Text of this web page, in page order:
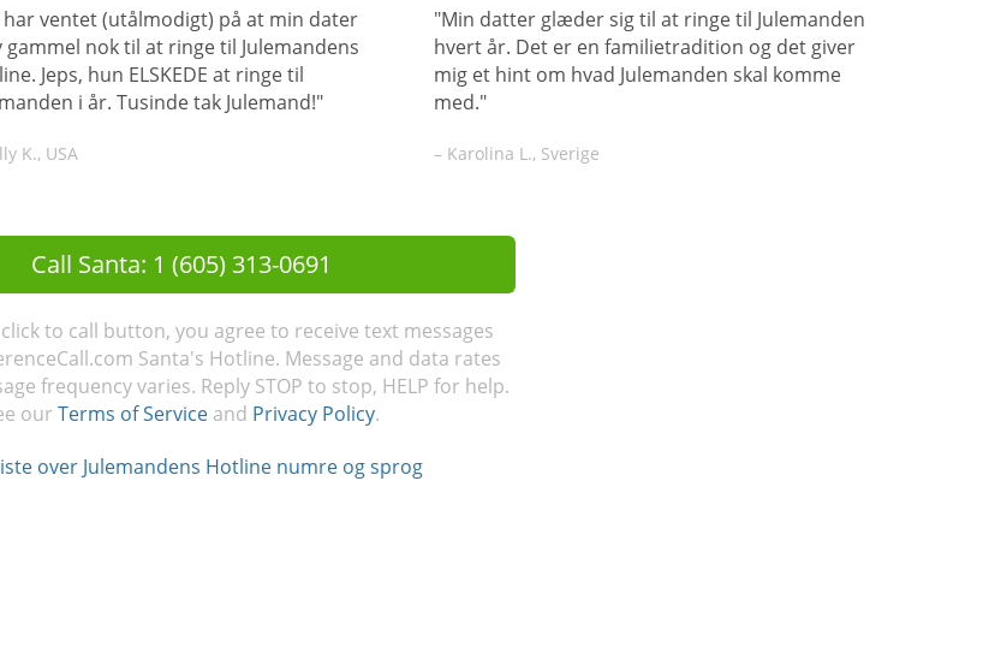
har ventet (utålmodigt) på at min dater
gammel nok til at ringe til Julemandens
Jeps, hun ELSKEDE at ringe til
i år. Tusinde tak Julemand!"
K., USA
"Min datter glæder sig til at ringe til Julemanden
hvert år. Det er en familietradition og det giver
mig et hint om hvad Julemanden skal komme
med."
– Karolina L., Sverige
Call Santa: 1 (605) 313-0691
to call button, you agree to receive text messages
Santa's Hotline. Message and data rates
frequency varies. Reply STOP to stop, HELP for help.
our Terms of Service and Privacy Policy.
over Julemandens Hotline numre og sprog